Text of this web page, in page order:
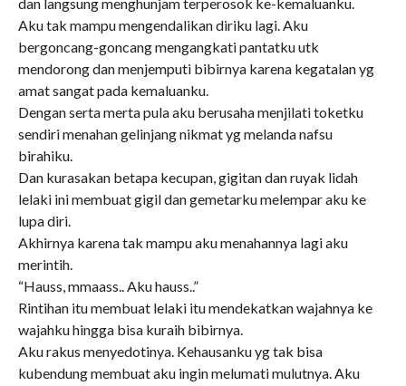
Aku tak mampu mengendalikan diriku lagi. Aku
bergoncang-goncang mengangkati pantatku utk
mendorong dan menjemputi bibirnya karena kegatalan yg
amat sangat pada kemaluanku.
Dengan serta merta pula aku berusaha menjilati toketku
sendiri menahan gelinjang nikmat yg melanda nafsu
birahiku.
Dan kurasakan betapa kecupan, gigitan dan ruyak lidah
lelaki ini membuat gigil dan gemetarku melempar aku ke
lupa diri.
Akhirnya karena tak mampu aku menahannya lagi aku
merintih.
“Hauss, mmaass.. Aku hauss..”
Rintihan itu membuat lelaki itu mendekatkan wajahnya ke
wajahku hingga bisa kuraih bibirnya.
Aku rakus menyedotinya. Kehausanku yg tak bisa
kubendung membuat aku ingin melumati mulutnya. Aku